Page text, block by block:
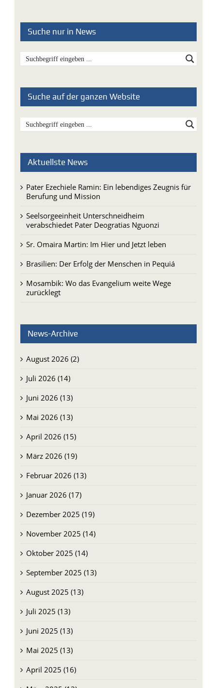
Suche nur in News
Suche auf der ganzen Website
Aktuellste News
Pater Ezechiele Ramin: Ein lebendiges Zeugnis für
Berufung und Mission
Seelsorgeeinheit Unterschneidheim
verabschiedet Pater Deogratias Nguonzi
Sr. Omaira Martin: Im Hier und Jetzt leben
Brasilien: Der Erfolg der Menschen in Pequiá
Mosambik: Wo das Evangelium weite Wege
zurücklegt
News-Archive
August 2026 (2)
Juli 2026 (14)
Juni 2026 (13)
Mai 2026 (13)
April 2026 (15)
März 2026 (19)
Februar 2026 (13)
Januar 2026 (17)
Dezember 2025 (19)
November 2025 (14)
Oktober 2025 (14)
September 2025 (13)
August 2025 (13)
Juli 2025 (13)
Juni 2025 (13)
Mai 2025 (13)
April 2025 (16)